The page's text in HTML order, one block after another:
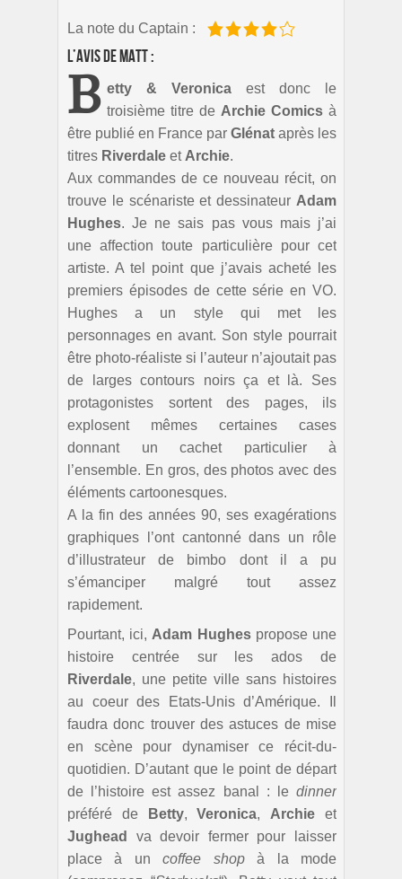
La note du Captain :
L’avis de Matt :
B etty & Veronica est donc le
troisième titre de Archie Comics à
être publié en France par Glénat après les
titres Riverdale et Archie.
Aux commandes de ce nouveau récit, on
trouve le scénariste et dessinateur Adam
Hughes. Je ne sais pas vous mais j’ai
une affection toute particulière pour cet
artiste. A tel point que j’avais acheté les
premiers épisodes de cette série en VO.
Hughes a un style qui met les
personnages en avant. Son style pourrait
être photo-réaliste si l’auteur n’ajoutait pas
de larges contours noirs ça et là. Ses
protagonistes sortent des pages, ils
explosent mêmes certaines cases
donnant un cachet particulier à
l’ensemble. En gros, des photos avec des
éléments cartoonesques.
A la fin des années 90, ses exagérations
graphiques l’ont cantonné dans un rôle
d’illustrateur de bimbo dont il a pu
s’émanciper malgré tout assez
rapidement.
Pourtant, ici, Adam Hughespropose une
histoire centrée sur les ados de
Riverdale, une petite ville sans histoires
au coeur des Etats-Unis d’Amérique. Il
faudra donc trouver des astuces de mise
en scène pour dynamiser ce récit-du-
quotidien. D’autant que le point de départ
de l’histoire est assez banal : le dinner
préféré de
Betty,Veronica, Archie et
Jughead
va devoir fermer pour laisser
place à uncoffee shopà la mode